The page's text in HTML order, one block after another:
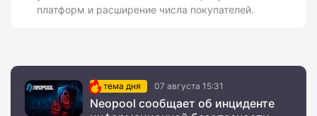
платформ и расширение числа покупателей.
тема дня 07 августа 15:31
Neopool сообщает об инциденте